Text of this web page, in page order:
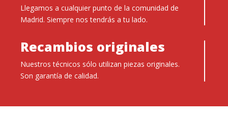
Llegamos a cualquier punto de la comunidad de
Madrid. Siempre nos tendrás a tu lado.
Recambios originales
Nuestros técnicos sólo utilizan piezas originales.
Son garantía de calidad.